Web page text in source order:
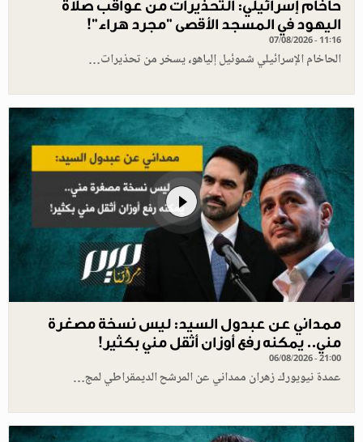
حاخام إسرائيلي: التحذيرات من عواقب صلاة
اليهود في المسجد الأقصى "مجرد هراء"!
07/08/2026 - 11:16
الحاخام الإسرائيلي شموئيل إلياهو، يسخر من تحذيرات…
ممداني عن عبدول السيد: ليس نسخة مصغرة
مني.. يمكنه رفع أوزان أثقل مني بكثير!
06/08/2026 - 21:00
عمدة نيويورك زهران ممداني عن المرشح الديمقراطي لمج…